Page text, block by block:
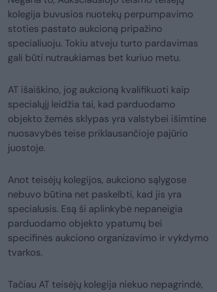
kolegija buvusios nuotekų perpumpavimo
stoties pastato aukcioną pripažino
specialiuoju. Tokiu atveju turto pardavimas
gali būti nutraukiamas bet kuriuo metu.
AT išaiškino, jog aukcioną kvalifikuoti kaip
specialųjį leidžia tai, kad parduodamo
objekto žemės sklypas yra valstybei išimtine
nuosavybės teise priklausančioje pajūrio
juostoje.
Anot teisėjų kolegijos, aukciono sąlygose
nebuvo būtina net paskelbti, kad jis yra
specialusis. Esą ši aplinkybė nepaneigia
parduodamo objekto ypatumų bei
specifinės aukciono organizavimo ir vykdymo
tvarkos.
Tačiau AT teisėjų kolegija niekuo nepagrindė,